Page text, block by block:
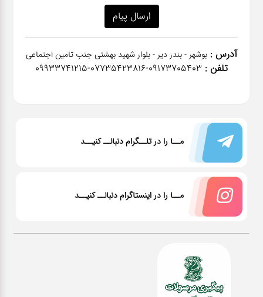
آدرس : بوشهر - بندر دیر - بلوار شهید بهشتی جنب تامین اجتماعی
تلفن : ٠٩١٧٣٧٠٥٤٠٣-07735423816-09933741215
مــا را در تلــگرام دنبالــ کنیــد
مــا را در اینستاگرام دنبالــ کنیــد